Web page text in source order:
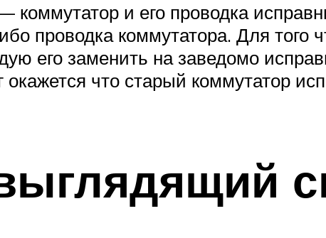
коммутатор и его проводка
проводка коммутатора. Для
его заменить на заведомо
окажется что старый коммутатор